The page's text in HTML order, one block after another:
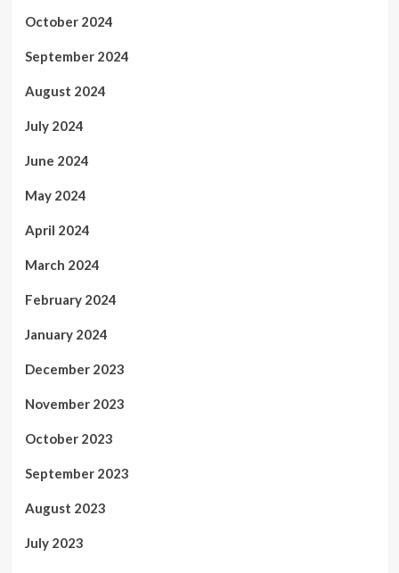
October 2024
September 2024
August 2024
July 2024
June 2024
May 2024
April 2024
March 2024
February 2024
January 2024
December 2023
November 2023
October 2023
September 2023
August 2023
July 2023